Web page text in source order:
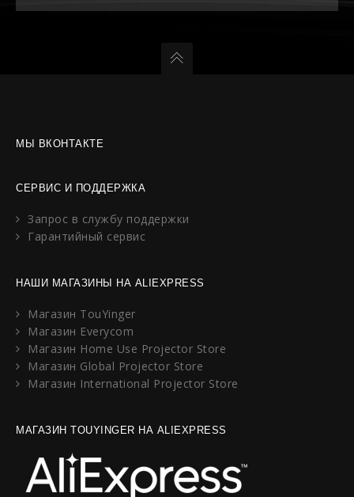
МЫ ВКОНТАКТЕ
СЕРВИС И ПОДДЕРЖКА
Запрос в службу поддержки
Гарантийный сервис
НАШИ МАГАЗИНЫ НА ALIEXPRESS
Магазин TouYinger
Магазин Everycom
Магазин Home Use Projector Store
Магазин Global Projector Store
Магазин International Projector Store
МАГАЗИН TOUYINGER НА ALIEXPRESS